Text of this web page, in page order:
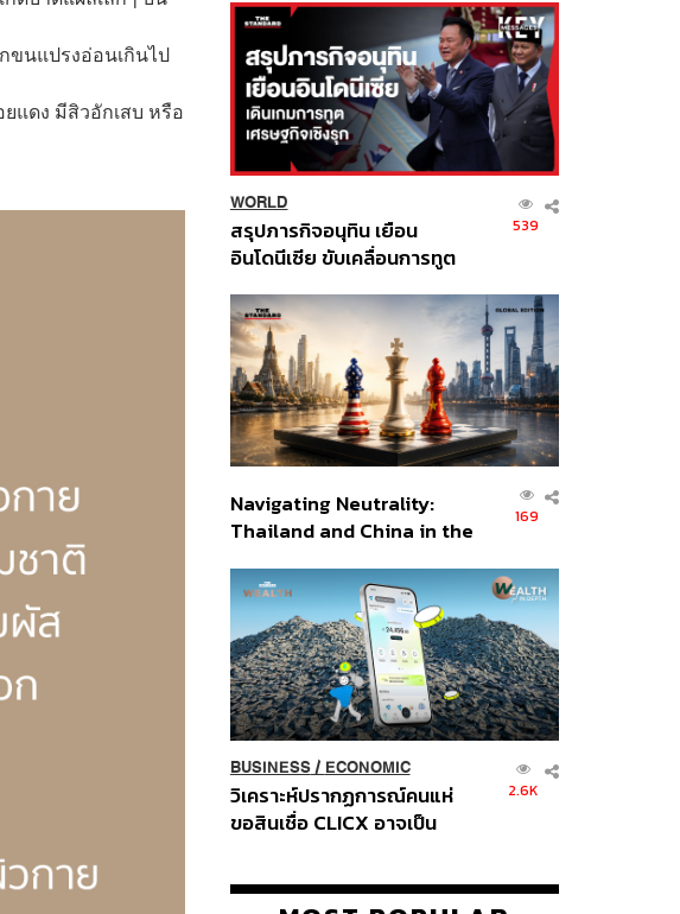
ขนแปรงอ่อนเกินไป
แดง มีสิวอักเสบ หรือ
WORLD
สรุปภารกิจอนุทิน เยือน
อินโดนีเซีย ขับเคลื่อนการทูต
ส่วนยุทธศาสตร์ไทย –
อินโดนีเซีย
539
Navigating Neutrality:
Thailand and China in the
Order
169
BUSINESS/ ECONOMIC
วิเคราะห์ปรากฏการณ์คนแห่
ขอสินเชื่อ CLICX อาจเป็น
ปัญหาหนี้ครัวเรือนไทยที่ถูกซุก
2.6K